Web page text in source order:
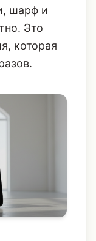
шарф и
Это
которая